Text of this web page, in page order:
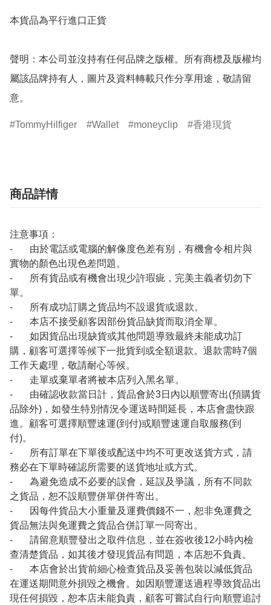
本貨品為平行進口正貨
聲明：本公司並沒持有任何品牌之版權。所有商標及版權均
屬該品牌持有人，圖片及資料轉載只作分享用途，敬請留
意。
TommyHilfiger Wallet moneyclip 香港現貨
商品詳情
注意事項：
- 由於電話或電腦的解像度色差有别，有機會令相片與
實物的顏色出現色差問題。
- 所有貨品或有機會出現少許瑕疵，完美主義者切勿下
單。
- 所有成功訂購之貨品均不設退貨或退款。
- 本店不接受顧客因部份貨品缺貨而取消全單。
- 如因貨品出現缺貨或其他問題導致最終未能成功訂
購，顧客可選擇等候下一批貨到或全額退款。退款需時7個
工作天處理，敬請耐心等候。
- 走單或棄單者將被本店列入黑名單。
- 由確認收款當日計，貨品會於3日內以順豐寄出(預購貨
品除外)，如發生特別情況令運送時間延長，本店會盡快跟
進。顧客可選擇順豐速運(到付)或順豐速運自取服務(到
付)。
- 所有訂單在下單後或配送中均不可更改送貨方式，請
務必在下單時確認所需要的送貨地址或方式。
- 為避免造成不必要的誤會，延誤及爭議，所有不同款
之貨品，恕不設順豐併單併件寄出。
- 因每件貨品大小重量及運費價錢不一，恕非免運費之
貨品無法與免運費之貨品合併訂單一同寄出。
- 請留意順豐發出之取件信息，並在簽收後12小時內檢
查清楚貨品，如其後才發現貨品有問題，本店恕不負責。
- 本店會於出貨前細心檢查貨品及妥善包裝以減低貨品
在運送期間意外損毀之機會。如因順豐運送過程導致貨品出
現任何損毀，恕本店未能負責，顧客可嘗試自行向順豐追討